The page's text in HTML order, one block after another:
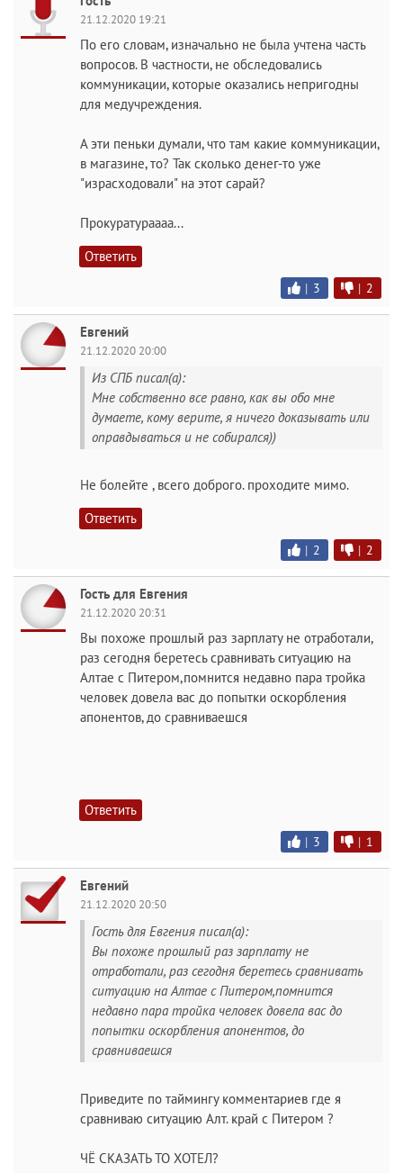
21.12.2020 19:21
По его словам, изначально не была учтена часть
вопросов. В частности, не обследовались
коммуникации, которые оказались непригодны
для медучреждения.
А эти пеньки думали, что там какие коммуникации,
в магазине, то? Так сколько денег-то уже
"израсходовали" на этот сарай?
Прокуратураааа...
Ответить
| 3 | 2
Евгений
21.12.2020 20:00
Из СПБ писал(а):
Мне собственно все равно, как вы обо мне
думаете, кому верите, я ничего доказывать или
оправдываться и не собирался))
Не болейте , всего доброго. проходите мимо.
Ответить
| 2 | 2
Гость для Евгения
21.12.2020 20:31
Вы похоже прошлый раз зарплату не отработали,
раз сегодня беретесь сравнивать ситуацию на
Алтае с Питером,помнится недавно пара тройка
человек довела вас до попытки оскорбления
апонентов, до сравниваешся
Ответить
| 3 | 1
Евгений
21.12.2020 20:50
Гость для Евгения писал(а):
Вы похоже прошлый раз зарплату не
отработали, раз сегодня беретесь сравнивать
ситуацию на Алтае с Питером,помнится
недавно пара тройка человек довела вас до
попытки оскорбления апонентов, до
сравниваешся
Приведите по таймингу комментариев где я
сравниваю ситуацию Алт. край с Питером ?
ЧЁ СКАЗАТЬ ТО ХОТЕЛ?